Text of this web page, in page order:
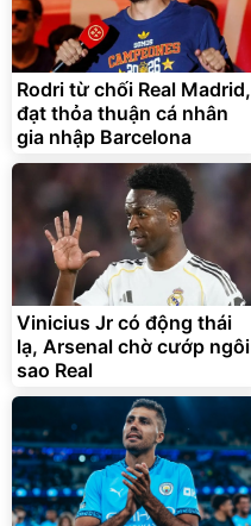
Bạt phủ xe ô tô cao cấp,
tráng nhôm 03 lớp
392.000
325.000đ
Đã bán nhiều
Rodri từ chối Real Madrid,
đạt thỏa thuận cá nhân
gia nhập Barcelona
Vinicius Jr có động thái
lạ, Arsenal chờ cướp ngôi
sao Real